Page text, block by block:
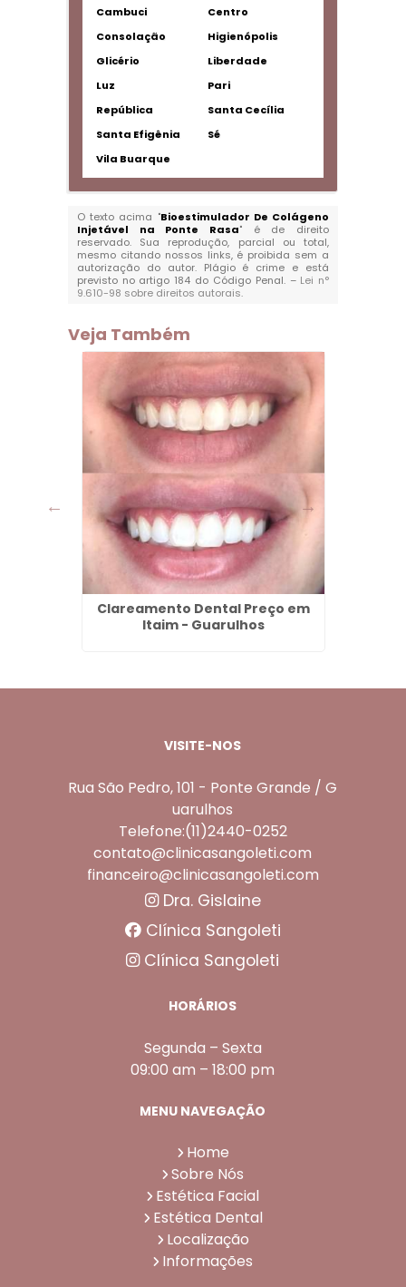
Cambuci
Centro
Consolação
Higienópolis
Glicério
Liberdade
Luz
Pari
República
Santa Cecília
Santa Efigênia
Sé
Vila Buarque
O texto acima "Bioestimulador De Colágeno
Injetável na Ponte Rasa" é de direito
reservado. Sua reprodução, parcial ou total,
mesmo citando nossos links, é proibida sem a
autorização do autor. Plágio é crime e está
previsto no artigo 184 do Código Penal. – Lei n°
9.610-98 sobre direitos autorais.
Veja Também
Clareamento Dental Preço em
Itaim - Guarulhos
VISITE-NOS
Rua São Pedro, 101 - Ponte Grande / G
uarulhos
Telefone:(11)2440-0252
contato@clinicasangoleti.com
financeiro@clinicasangoleti.com
Dra. Gislaine
Clínica Sangoleti
Clínica Sangoleti
HORÁRIOS
Segunda – Sexta
09:00 am – 18:00 pm
MENU NAVEGAÇÃO
Home
Sobre Nós
Estética Facial
Estética Dental
Localização
Informações